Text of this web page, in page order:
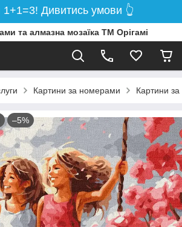
1+1=3! Дивитись умови 👆
та алмазна мозаїка ТМ Орігамі
Картини за номерами Картини
–5%